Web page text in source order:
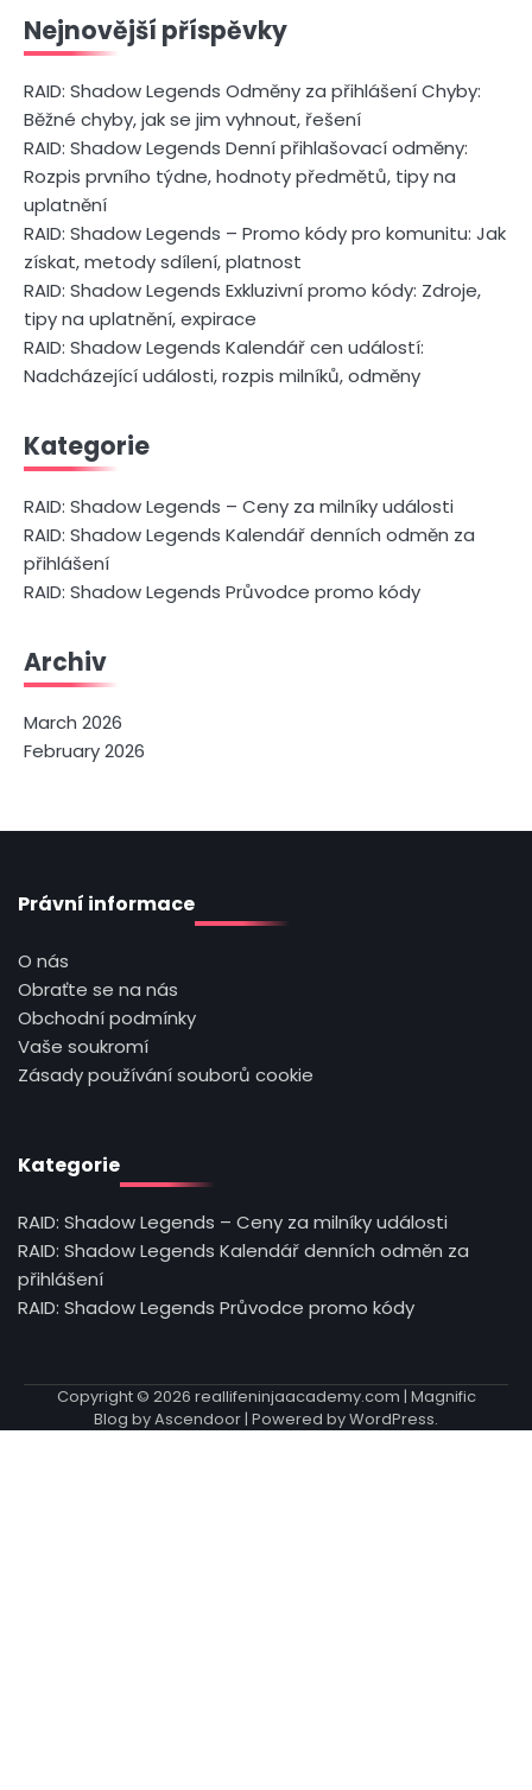
Nejnovější příspěvky
RAID: Shadow Legends Odměny za přihlášení Chyby:
Běžné chyby, jak se jim vyhnout, řešení
RAID: Shadow Legends Denní přihlašovací odměny:
Rozpis prvního týdne, hodnoty předmětů, tipy na
uplatnění
RAID: Shadow Legends – Promo kódy pro komunitu: Jak
získat, metody sdílení, platnost
RAID: Shadow Legends Exkluzivní promo kódy: Zdroje,
tipy na uplatnění, expirace
RAID: Shadow Legends Kalendář cen událostí:
Nadcházející události, rozpis milníků, odměny
Kategorie
RAID: Shadow Legends – Ceny za milníky události
RAID: Shadow Legends Kalendář denních odměn za
přihlášení
RAID: Shadow Legends Průvodce promo kódy
Archiv
March 2026
February 2026
Právní informace
O nás
Obraťte se na nás
Obchodní podmínky
Vaše soukromí
Zásady používání souborů cookie
Kategorie
RAID: Shadow Legends – Ceny za milníky události
RAID: Shadow Legends Kalendář denních odměn za
přihlášení
RAID: Shadow Legends Průvodce promo kódy
Copyright © 2026 reallifeninjaacademy.com | Magnific
Blog byAscendoor| Powered byWordPress.